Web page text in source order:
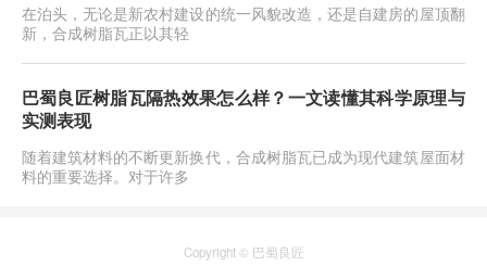
在泊头，无论是新农村建设的统一风貌改造，还是自建房的屋顶翻
新，合成树脂瓦正以其轻
巴蜀良匠树脂瓦隔热效果怎么样？一文读懂其科学原理与
实测表现
随着建筑材料的不断更新换代，合成树脂瓦已成为现代建筑屋面材
料的重要选择。对于许多
Copyright © 巴蜀良匠